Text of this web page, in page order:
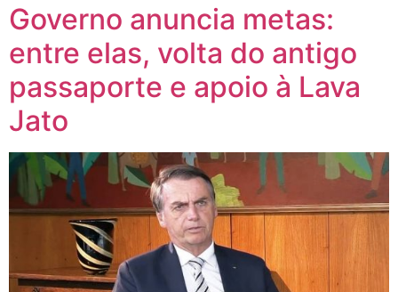
Governo anuncia metas:
entre elas, volta do antigo
passaporte e apoio à Lava
Jato